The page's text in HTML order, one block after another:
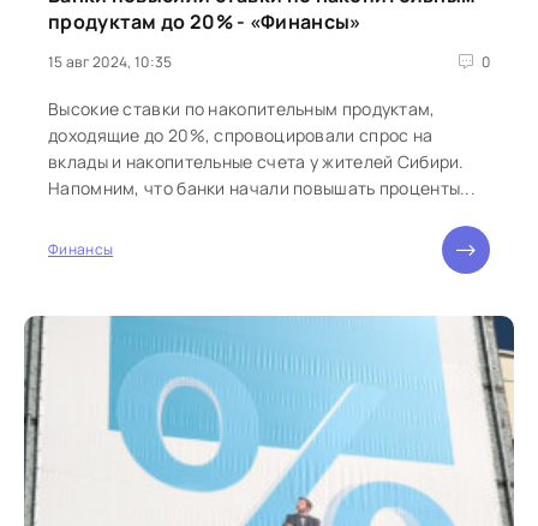
продуктам до 20% - «Финансы»
15 авг 2024, 10:35 0
Высокие ставки по накопительным продуктам,
доходящие до 20%, спровоцировали спрос на
вклады и накопительные счета у жителей Сибири.
Напомним, что банки начали повышать проценты...
Финансы